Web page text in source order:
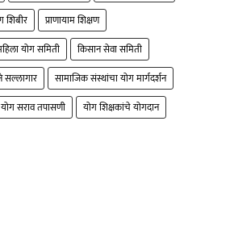
शिबीर
प्राणायाम शिक्षण
योग समिती
किसान सेवा समिती
सल्लागार
सामाजिक संस्थांचा योग मार्गदर्शन
योग सराव तपासणी योग शिक्षकांचे योगदान